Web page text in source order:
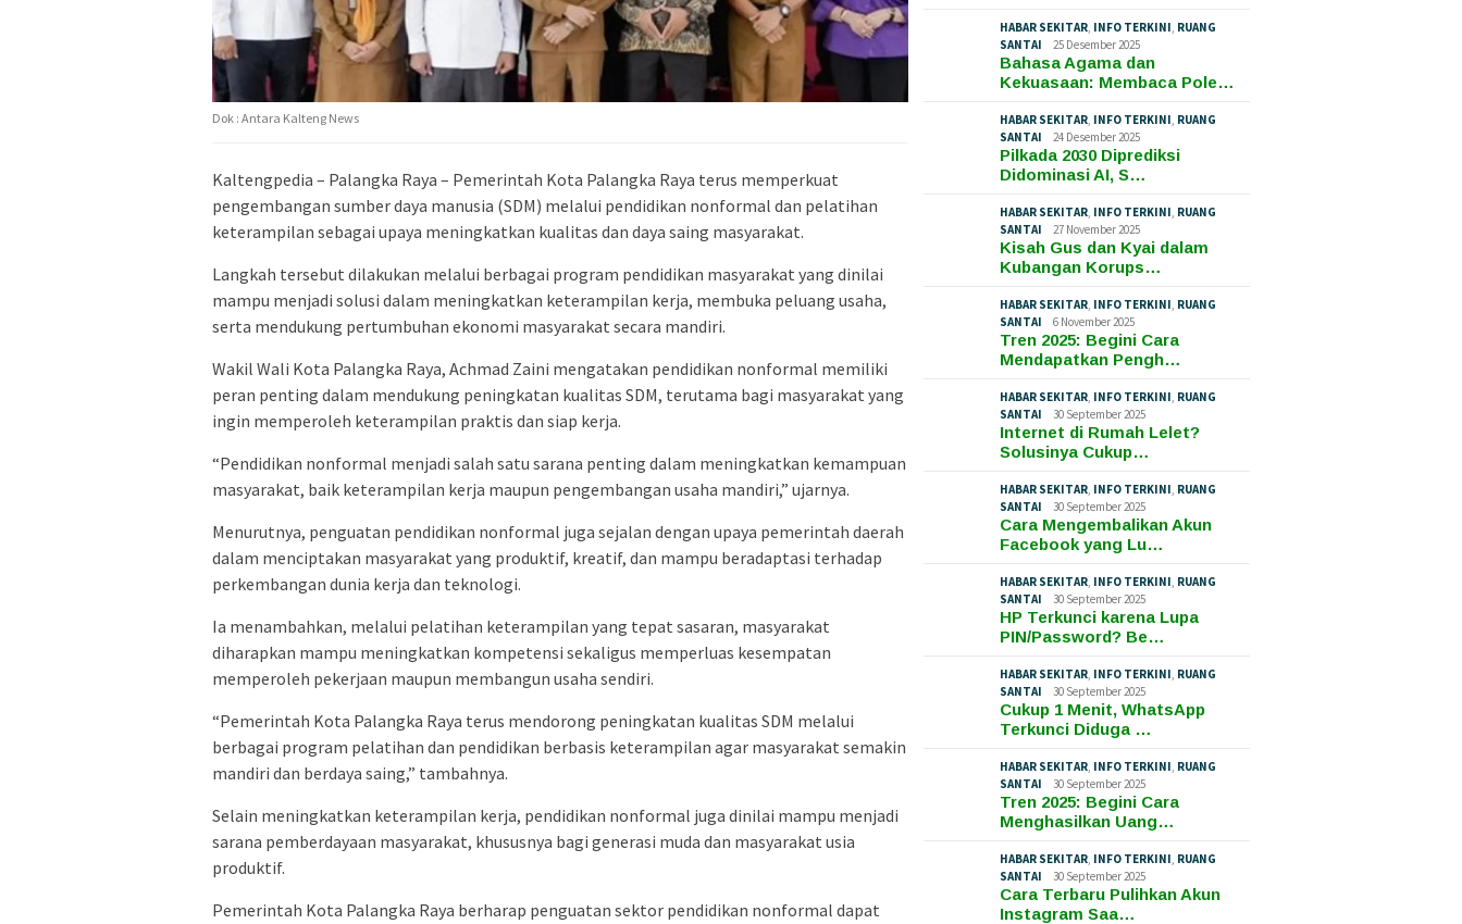
Dok : Antara Kalteng News
Kaltengpedia – Palangka Raya – Pemerintah Kota Palangka Raya terus memperkuat
pengembangan sumber daya manusia (SDM) melalui pendidikan nonformal dan pelatihan
keterampilan sebagai upaya meningkatkan kualitas dan daya saing masyarakat.
Langkah tersebut dilakukan melalui berbagai program pendidikan masyarakat yang dinilai
mampu menjadi solusi dalam meningkatkan keterampilan kerja, membuka peluang usaha,
serta mendukung pertumbuhan ekonomi masyarakat secara mandiri.
Wakil Wali Kota Palangka Raya, Achmad Zaini mengatakan pendidikan nonformal memiliki
peran penting dalam mendukung peningkatan kualitas SDM, terutama bagi masyarakat yang
ingin memperoleh keterampilan praktis dan siap kerja.
“Pendidikan nonformal menjadi salah satu sarana penting dalam meningkatkan kemampuan
masyarakat, baik keterampilan kerja maupun pengembangan usaha mandiri,” ujarnya.
Menurutnya, penguatan pendidikan nonformal juga sejalan dengan upaya pemerintah daerah
dalam menciptakan masyarakat yang produktif, kreatif, dan mampu beradaptasi terhadap
perkembangan dunia kerja dan teknologi.
Ia menambahkan, melalui pelatihan keterampilan yang tepat sasaran, masyarakat
diharapkan mampu meningkatkan kompetensi sekaligus memperluas kesempatan
memperoleh pekerjaan maupun membangun usaha sendiri.
“Pemerintah Kota Palangka Raya terus mendorong peningkatan kualitas SDM melalui
berbagai program pelatihan dan pendidikan berbasis keterampilan agar masyarakat semakin
mandiri dan berdaya saing,” tambahnya.
Selain meningkatkan keterampilan kerja, pendidikan nonformal juga dinilai mampu menjadi
sarana pemberdayaan masyarakat, khususnya bagi generasi muda dan masyarakat usia
produktif.
Pemerintah Kota Palangka Raya berharap penguatan sektor pendidikan nonformal dapat
HABAR SEKITAR, INFO TERKINI, RUANG
SANTAI
25 Desember 2025
Bahasa Agama dan
Kekuasaan: Membaca Pole…
HABAR SEKITAR, INFO TERKINI, RUANG
SANTAI
24 Desember 2025
Pilkada 2030 Diprediksi
Didominasi AI, S…
HABAR SEKITAR, INFO TERKINI, RUANG
SANTAI
27 November 2025
Kisah Gus dan Kyai dalam
Kubangan Korups…
HABAR SEKITAR, INFO TERKINI, RUANG
SANTAI
6 November 2025
Tren 2025: Begini Cara
Mendapatkan Pengh…
HABAR SEKITAR, INFO TERKINI, RUANG
SANTAI
30 September 2025
Internet di Rumah Lelet?
Solusinya Cukup…
HABAR SEKITAR, INFO TERKINI, RUANG
SANTAI
30 September 2025
Cara Mengembalikan Akun
Facebook yang Lu…
HABAR SEKITAR, INFO TERKINI, RUANG
SANTAI
30 September 2025
HP Terkunci karena Lupa
PIN/Password? Be…
HABAR SEKITAR, INFO TERKINI, RUANG
SANTAI
30 September 2025
Cukup 1 Menit, WhatsApp
Terkunci Diduga …
HABAR SEKITAR, INFO TERKINI, RUANG
SANTAI
30 September 2025
Tren 2025: Begini Cara
Menghasilkan Uang…
HABAR SEKITAR, INFO TERKINI, RUANG
SANTAI
30 September 2025
Cara Terbaru Pulihkan Akun
Instagram Saa…